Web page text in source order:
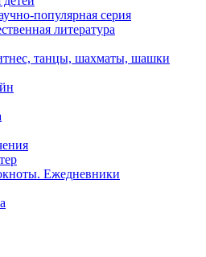
популярная серия
литература
танцы, шахматы, шашки
Ежедневники